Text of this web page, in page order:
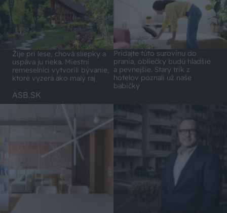
Žije pri lese, chová sliepky a
uspáva ju rieka. Miestni
remeselníci vytvorili bývanie,
ktoré vyzerá ako malý raj
Pridajte túto surovinu do
prania, obliečky budú hladšie
a pevnejšie. Starý trik z
hotelov poznali už naše
babičky
ASB.SK